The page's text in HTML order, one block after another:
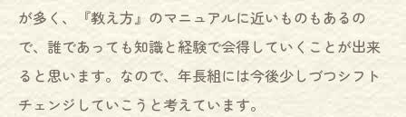
が多く、『教え方』のマニュアルに近いものもあるの
で、誰であっても知識と経験で会得していくことが出来
ると思います。なので、年長組には今後少しづつシフト
チェンジしていこうと考えています。